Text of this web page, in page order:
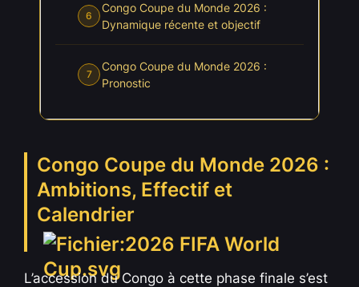
6
Congo Coupe du Monde 2026 :
Dynamique récente et objectif
7
Congo Coupe du Monde 2026 :
Pronostic
Congo Coupe du Monde 2026 :
Ambitions, Effectif et
Calendrier
L’accession du Congo à cette phase finale s’est